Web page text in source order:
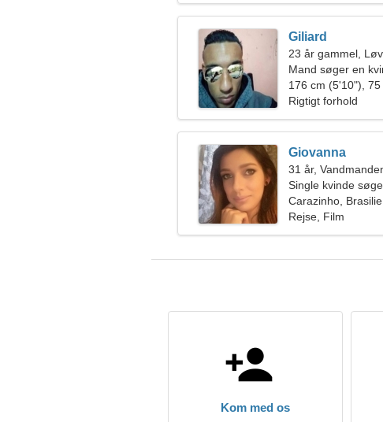
Giliard
23 år gammel,
Mand søger en
176 cm (5'10"),
Rigtigt forhold
Giovanna
31 år,
Single kvinde
Carazinho,
Rejse, Film
Kom med os